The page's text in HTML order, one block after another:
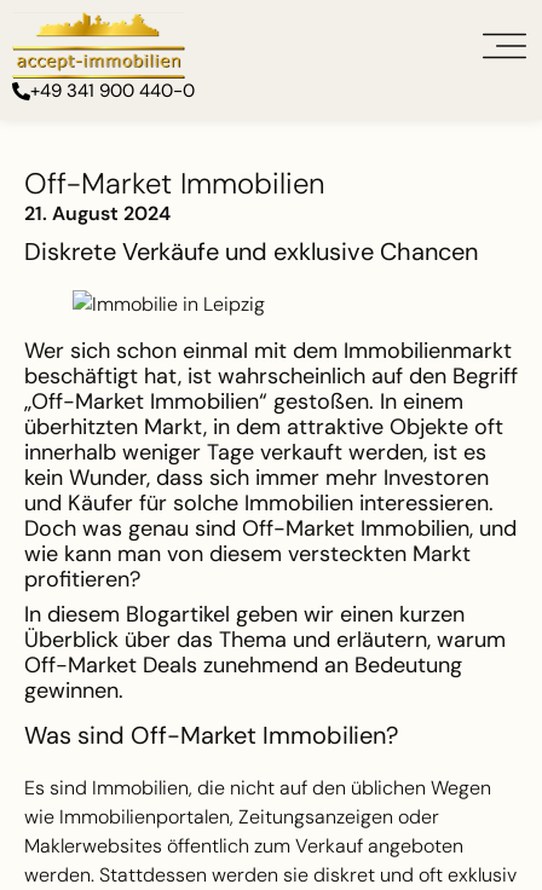
+49 341 900 440-0
Off-Market Immobilien
21. August 2024
Diskrete Verkäufe und exklusive Chancen
Wer sich schon einmal mit dem Immobilienmarkt
beschäftigt hat, ist wahrscheinlich auf den Begriff
„Off-Market Immobilien“ gestoßen. In einem
überhitzten Markt, in dem attraktive Objekte oft
innerhalb weniger Tage verkauft werden, ist es
kein Wunder, dass sich immer mehr Investoren
und Käufer für solche Immobilien interessieren.
Doch was genau sind Off-Market Immobilien, und
wie kann man von diesem versteckten Markt
profitieren?
In diesem Blogartikel geben wir einen kurzen
Überblick über das Thema und erläutern, warum
Off-Market Deals zunehmend an Bedeutung
gewinnen.
Was sind Off-Market Immobilien?
Es sind Immobilien, die nicht auf den üblichen Wegen
wie Immobilienportalen, Zeitungsanzeigen oder
Maklerwebsites öffentlich zum Verkauf angeboten
werden. Stattdessen werden sie diskret und oft exklusiv